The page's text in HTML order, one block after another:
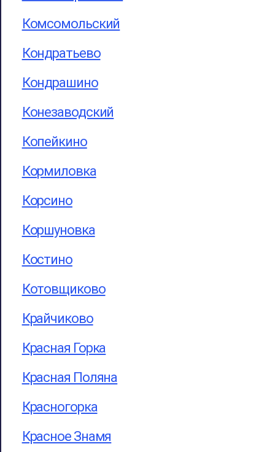
Комсомольский
Кондратьево
Кондрашино
Конезаводский
Копейкино
Кормиловка
Корсино
Коршуновка
Костино
Котовщиково
Крайчиково
Красная Горка
Красная Поляна
Красногорка
Красное Знамя